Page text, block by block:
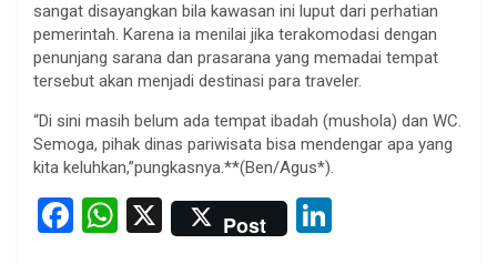
sangat disayangkan bila kawasan ini luput dari perhatian
pemerintah. Karena ia menilai jika terakomodasi dengan
penunjang sarana dan prasarana yang memadai tempat
tersebut akan menjadi destinasi para traveler.
“Di sini masih belum ada tempat ibadah (mushola) dan WC.
Semoga, pihak dinas pariwisata bisa mendengar apa yang
kita keluhkan,”pungkasnya.**(Ben/Agus*).
F
W X Post